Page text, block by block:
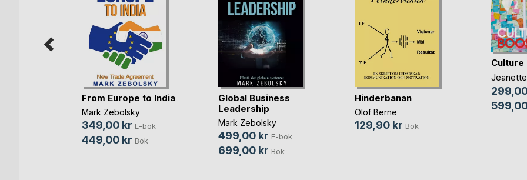
From Europe to India
Mark Zebolsky
349,00 kr E-bok
449,00 kr Bok
Global Business
Leadership
Mark Zebolsky
499,00 kr E-bok
699,00 kr Bok
Hinderbanan
Olof Berne
129,90 kr Bok
Culture